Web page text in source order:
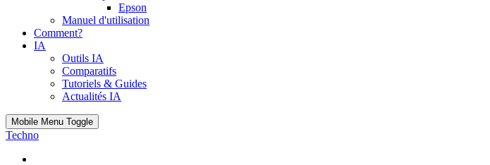
Epson
Manuel d'utilisation
Comment?
IA
Outils IA
Comparatifs
Tutoriels & Guides
Actualités IA
Mobile Menu Toggle
Techno